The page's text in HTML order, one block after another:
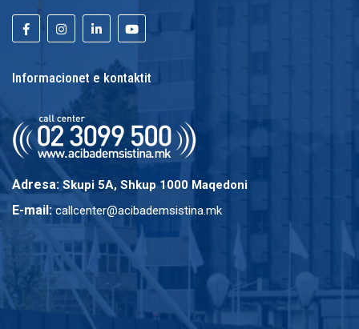
Informacionet e kontaktit
Adresa: Skupi 5A, Shkup 1000 Maqedoni
E-mail: callcenter@acibademsistina.mk